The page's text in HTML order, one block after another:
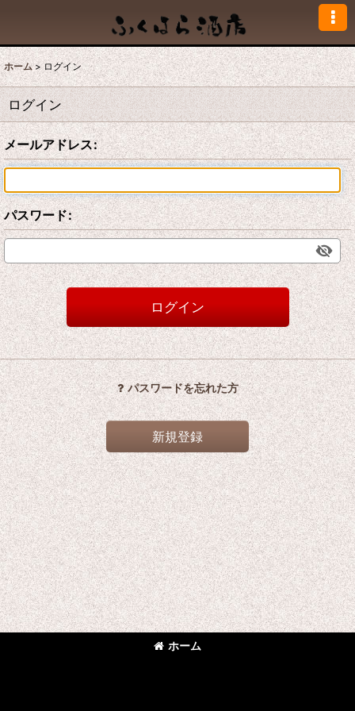
ホーム > ログイン
ログイン
メールアドレス:
パスワード:
ログイン
パスワードを忘れた方
新規登録
ホーム